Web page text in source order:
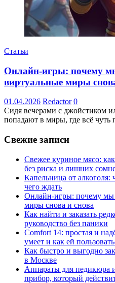
Статьи
Онлайн-игры: почему
виртуальные миры
01.04.2026 Redactor 0
Сидя вечерами с джойстиком
попадают в миры, где всё чуть
Свежие записи
Свежее куриное мясо:
без риска и лишних
Капельница от алкоголя:
чего ждать
Онлайн-игры: почему мы
миры снова и снова
Как найти и заказать
руководство без паники
Comfort 14: простая и
умеет и как ей
Как быстро и выгодно
в Москве
Аппараты для педикюра
прибор, который